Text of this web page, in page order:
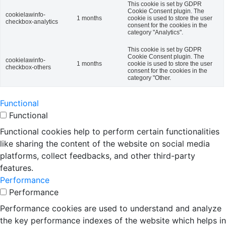
cookielawinfo-
checkbox-analytics
1 months
This cookie is set by GDPR
Cookie Consent plugin. The
cookie is used to store the user
consent for the cookies in the
category "Analytics".
cookielawinfo-
checkbox-others
1 months
This cookie is set by GDPR
Cookie Consent plugin. The
cookie is used to store the user
consent for the cookies in the
category "Other.
Functional
Functional
Functional cookies help to perform certain functionalities
like sharing the content of the website on social media
platforms, collect feedbacks, and other third-party
features.
Performance
Performance
Performance cookies are used to understand and analyze
the key performance indexes of the website which helps in